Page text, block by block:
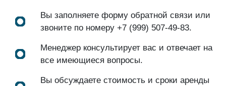
Вы заполняете форму обратной связи или
звоните по номеру +7 (999) 507-49-83.
Менеджер консультирует вас и отвечает на
все имеющиеся вопросы.
Вы обсуждаете стоимость и сроки аренды